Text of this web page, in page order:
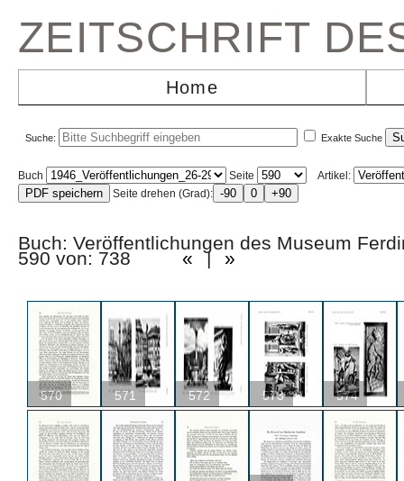
ZEITSCHRIFT
Home
Suche: Exakte Suche
Buch Seite
Artikel:
Seite drehen (Grad):
Buch: Veröffentlichungen des Museum
590 von: 738 « | »
570 571 572 573 574